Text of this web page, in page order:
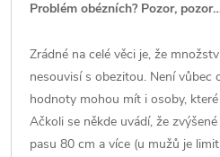
Problém obézních? Pozor,
Zrádné na celé věci je, že
nesouvisí s obezitou. Není vůbec
hodnoty mohou mít i osoby,
Ačkoli se někde uvádí, že
pasu 80 cm a více (u mužů je